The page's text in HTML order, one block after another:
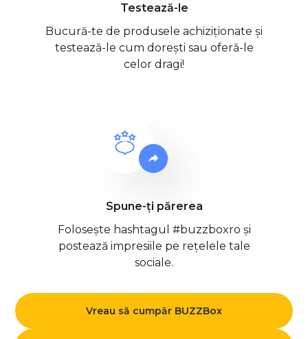
Testează-le
Bucură-te de produsele achiziționate și
testează-le cum dorești sau oferă-le
celor dragi!
Spune-ți părerea
Folosește hashtagul #buzzboxro și
postează impresiile pe rețelele tale
sociale.
Vreau să cumpăr BUZZBox